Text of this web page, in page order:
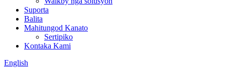
Suporta
Balita
Mahitungod Kanato
Sertipiko
Kontaka Kami
English